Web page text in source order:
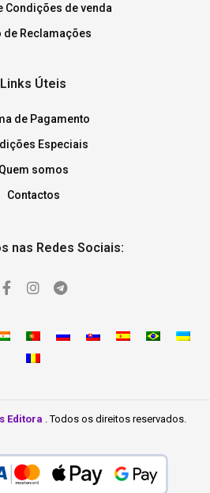
Condições de venda
de Reclamações
Links Úteis
de Pagamento
Especiais
Quem somos
Contactos
nas Redes Sociais:
Editora . Todos os direitos reservados.